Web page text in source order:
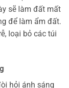
sẽ làm đất mất
để làm ẩm đất.
loại bỏ các túi
hỏi ánh sáng